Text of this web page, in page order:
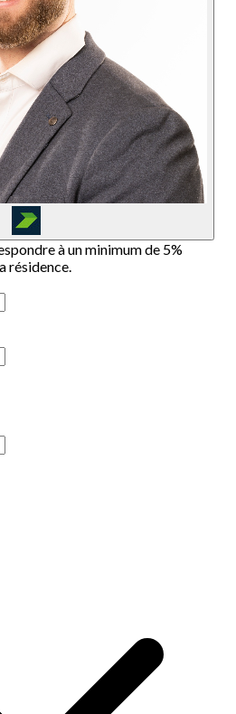
à un minimum de 5%
résidence.